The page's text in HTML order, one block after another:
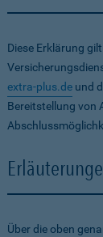
Diese Erklärung
extra-plus.de und
Bereitstellung von
Über die oben